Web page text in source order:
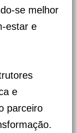
se melhor
estar e
e
parceiro